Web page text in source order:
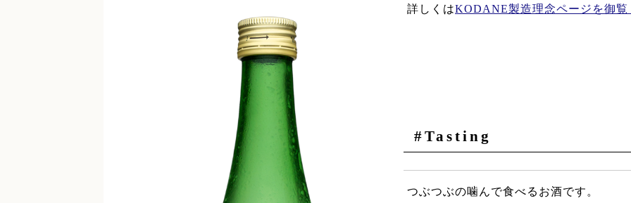
詳しくはKODANE製造理念ページを御覧
#Tasting
つぶつぶの噛んで食べるお酒です。